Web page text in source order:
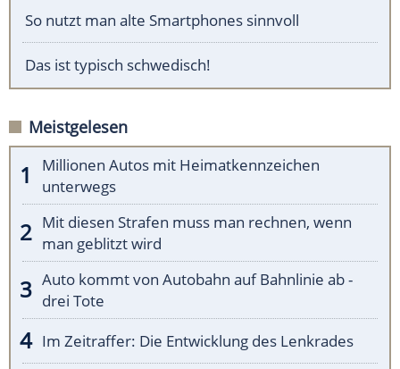
So nutzt man alte Smartphones sinnvoll
Das ist typisch schwedisch!
Meistgelesen
Millionen Autos mit Heimatkennzeichen
unterwegs
Mit diesen Strafen muss man rechnen, wenn
man geblitzt wird
Auto kommt von Autobahn auf Bahnlinie ab -
drei Tote
Im Zeitraffer: Die Entwicklung des Lenkrades